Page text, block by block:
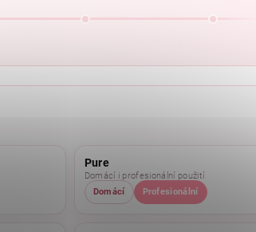
Pure
Domácí i profesionální použití
Domácí
Profesionální